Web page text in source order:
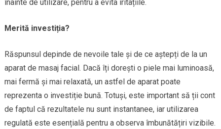
înainte de utilizare, pentru a evita iritațiile.
Merită investiția?
Răspunsul depinde de nevoile tale și de ce aștepți de la un
aparat de masaj facial. Dacă îți dorești o piele mai luminoasă,
mai fermă și mai relaxată, un astfel de aparat poate
reprezenta o investiție bună. Totuși, este important să ții cont
de faptul că rezultatele nu sunt instantanee, iar utilizarea
regulată este esențială pentru a observa îmbunătățiri vizibile.